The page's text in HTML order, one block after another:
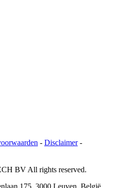
- Disclaimer -
BV All rights reserved.
175, 3000 Leuven, België